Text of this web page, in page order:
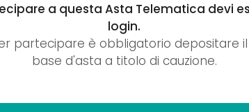
a questa Asta Telematica devi
login.
partecipare è obbligatorio depositare il
base d'asta a titolo di cauzione.